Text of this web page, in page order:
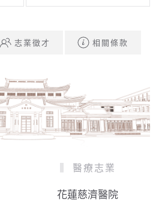
志業徵才 相關條款
醫療志業
花蓮慈濟醫院